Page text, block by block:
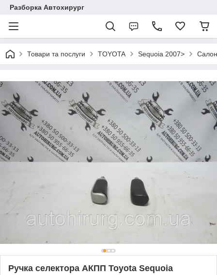
Разборка Автохирург
Товари та послуги TOYOTA Sequoia 2007>
Ручка селектора АКПП Toyota Sequoia